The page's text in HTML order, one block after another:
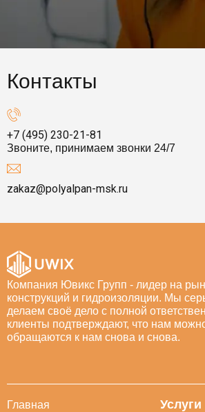
Контакты
+7 (495) 230-21-81
Звоните, принимаем звонки 24/7
zakaz@polyalpan-msk.ru
Компания Ювикс Групп - лидер на
конструкций и гидроизоляции. Мы
делаем своё дело с полной
клиенты подтверждают, что нам
обращаются к нам снова и снова.
Главная
Услуги